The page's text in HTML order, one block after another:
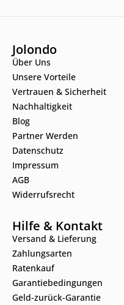
Jolondo
Über Uns
Unsere Vorteile
Vertrauen & Sicherheit
Nachhaltigkeit
Blog
Partner Werden
Datenschutz
Impressum
AGB
Widerrufsrecht
Hilfe & Kontakt
Versand & Lieferung
Zahlungsarten
Ratenkauf
Garantiebedingungen
Geld-zurück-Garantie